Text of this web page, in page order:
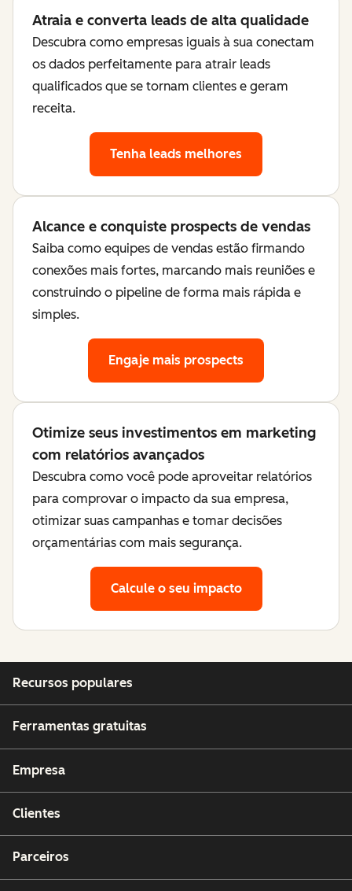
Atraia e converta leads de alta qualidade
Descubra como empresas iguais à sua conectam
os dados perfeitamente para atrair leads
qualificados que se tornam clientes e geram
receita.
Tenha leads melhores
Alcance e conquiste prospects de vendas
Saiba como equipes de vendas estão firmando
conexões mais fortes, marcando mais reuniões e
construindo o pipeline de forma mais rápida e
simples.
Engaje mais prospects
Otimize seus investimentos em marketing
com relatórios avançados
Descubra como você pode aproveitar relatórios
para comprovar o impacto da sua empresa,
otimizar suas campanhas e tomar decisões
orçamentárias com mais segurança.
Calcule o seu impacto
Recursos populares
Ferramentas gratuitas
Empresa
Clientes
Parceiros